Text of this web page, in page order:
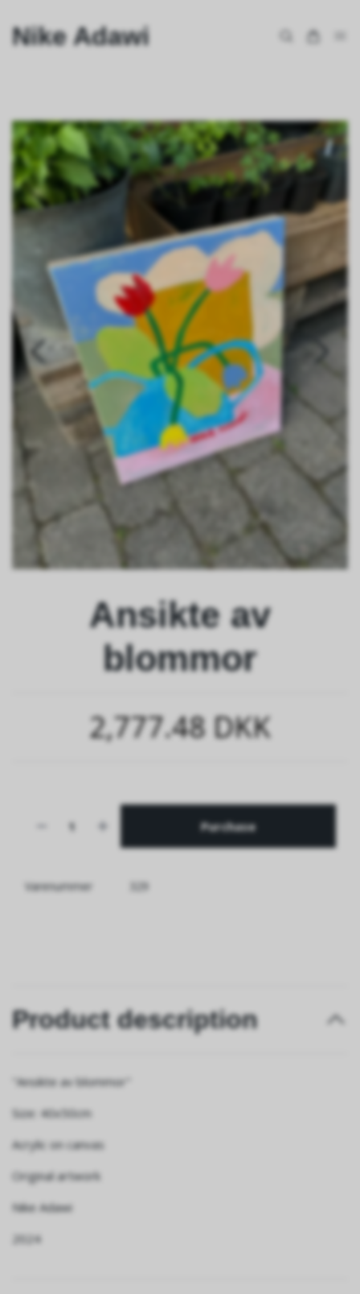
Nike Adawi
Ansikte av
blommor
2,777.48 DKK
Purchase
Varenummer 329
Product description
"Ansikte av blommor"
Size: 40x50cm
Acrylic on canvas
Original artwork
Nike Adawi
2024